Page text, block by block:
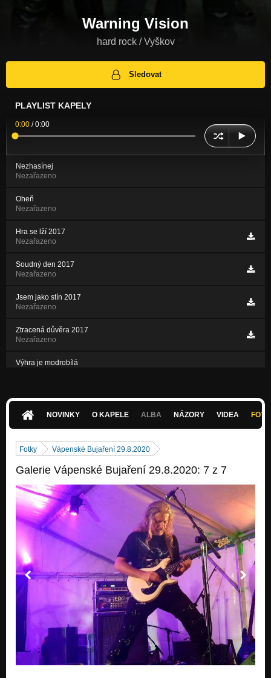
Warning Vision
hard rock / Vyškov
Sledovat
PLAYLIST KAPELY
0:00 /0:00
Nezhasínej
Nezařazeno
Oheň
Nezařazeno
Hra se lží 2017
Nezařazeno
Soudný den 2017
Nezařazeno
Jsem jako stín 2017
Nezařazeno
Ztracená důvěra 2017
Nezařazeno
Výhra je modrobílá
NOVINKY O KAPELE ALBA NÁZORY VIDEA
Fotky Vápenské Bujaření 29.8.2020
Galerie Vápenské Bujaření 29.8.2020: 7 z 7